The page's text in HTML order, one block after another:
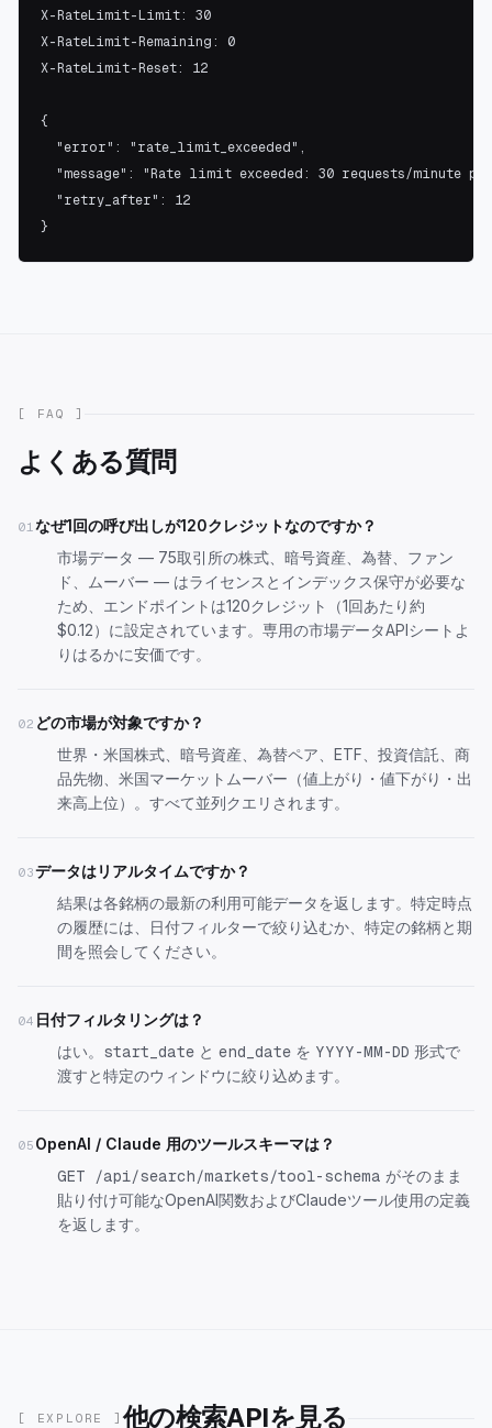
X-RateLimit-Limit: 30
X-RateLimit-Remaining: 0
X-RateLimit-Reset: 12
{
  "error": "rate_limit_exceeded",
"message": "Rate limit exceeded: 30 requests/minute
  "retry_after": 12
}
[ FAQ ]
よくある質問
01なぜ1回の呼び出しが120クレジットなのですか？
市場データ — 75取引所の株式、暗号資産、為替、ファン
ド、ムーバー — はライセンスとインデックス保守が必要な
ため、エンドポイントは120クレジット（1回あたり約
$0.12）に設定されています。専用の市場データAPIシートよ
りはるかに安価です。
02 どの市場が対象ですか？
世界・米国株式、暗号資産、為替ペア、ETF、投資信託、商
品先物、米国マーケットムーバー（値上がり・値下がり・出
来高上位）。すべて並列クエリされます。
03データはリアルタイムですか？
結果は各銘柄の最新の利用可能データを返します。特定時点
の履歴には、日付フィルターで絞り込むか、特定の銘柄と期
間を照会してください。
04 日付フィルタリングは？
はい。 start_date と end_date を YYYY-MM-DD 形式で
渡すと特定のウィンドウに絞り込めます。
05 OpenAI / Claude 用のツールスキーマは？
GET /api/search/markets/tool-schema がそのまま
貼り付け可能なOpenAI関数およびClaudeツール使用の定義
を返します。
[ EXPLORE ]他の検索APIを見る